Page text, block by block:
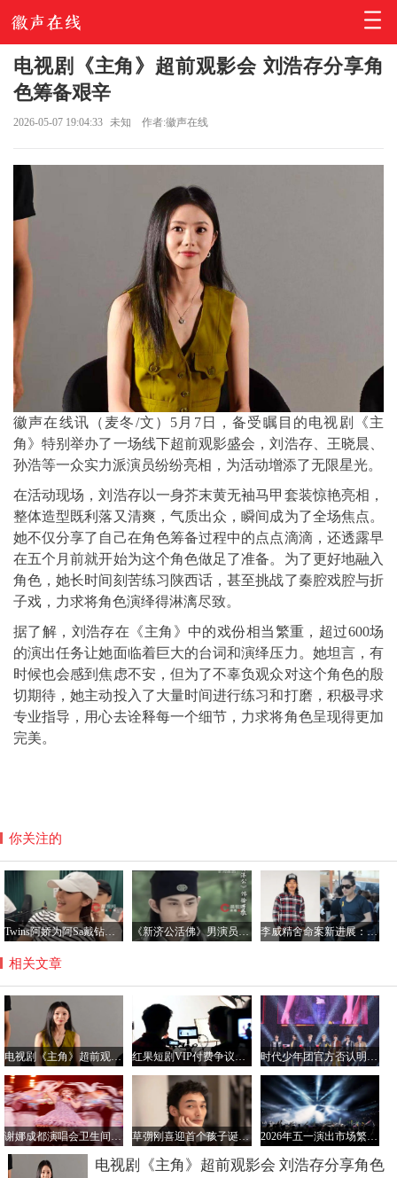
电视剧《主角》超前观影会 刘浩存分享角
色筹备艰辛
2026-05-07 19:04:33 未知 作者:徽声在线
徽声在线讯（麦冬/文）5月7日，备受瞩目的电视剧《主
角》特别举办了一场线下超前观影盛会，刘浩存、王晓晨、
孙浩等一众实力派演员纷纷亮相，为活动增添了无限星光。
在活动现场，刘浩存以一身芥末黄无袖马甲套装惊艳亮相，
整体造型既利落又清爽，气质出众，瞬间成为了全场焦点。
她不仅分享了自己在角色筹备过程中的点点滴滴，还透露早
在五个月前就开始为这个角色做足了准备。为了更好地融入
角色，她长时间刻苦练习陕西话，甚至挑战了秦腔戏腔与折
子戏，力求将角色演绎得淋漓尽致。
据了解，刘浩存在《主角》中的戏份相当繁重，超过600场
的演出任务让她面临着巨大的台词和演绎压力。她坦言，有
时候也会感到焦虑不安，但为了不辜负观众对这个角色的殷
切期待，她主动投入了大量时间进行练习和打磨，积极寻求
专业指导，用心去诠释每一个细节，力求将角色呈现得更加
完美。
你关注的
Twins阿娇为阿Sa戴钻石项链，阿Sa宣布结婚感情稳定 《新济公活佛》男演员何明翰自曝患间歇性房颤：或因工作强度大，生活作息不规律 李威精舍命案新进展：受害人家属达成和解 盼法院从轻判决
相关文章
电视剧《主角》超前观影会 刘浩存分享角色筹备艰辛 红果短剧VIP付费争议：短剧行业付费时代何时到来？ 时代少年团官方否认明年单飞传闻
谢娜成都演唱会卫生间贴心服务 获女性观众好评 草彅刚喜迎首个孩子诞生，曾出演多部经典剧集 2026年五一演出市场繁荣背后的争议与挑战
电视剧《主角》超前观影会 刘浩存分享角色